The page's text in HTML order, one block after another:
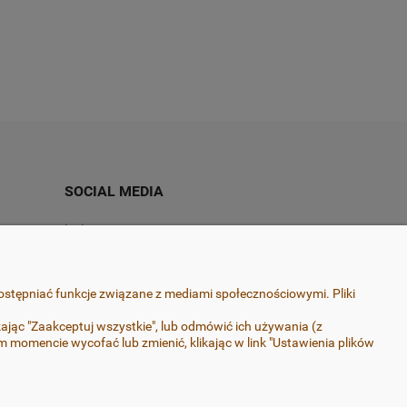
SOCIAL MEDIA
Instagram
zapewniającego ich trwałość. Pracuję wyłącznie
nie uczulają.
funkcje związane z mediami społecznościowymi. Pliki
"Zaakceptuj wszystkie", lub odmówić ich używania (z
wycofać lub zmienić, klikając w link "Ustawienia plików